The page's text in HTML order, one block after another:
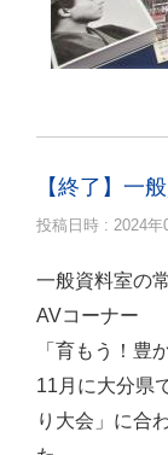
【終了】一
投稿日時 : 2024年
一般資料室の
AVコーナー
「育もう！豊
11月に大分県
り大会」に合